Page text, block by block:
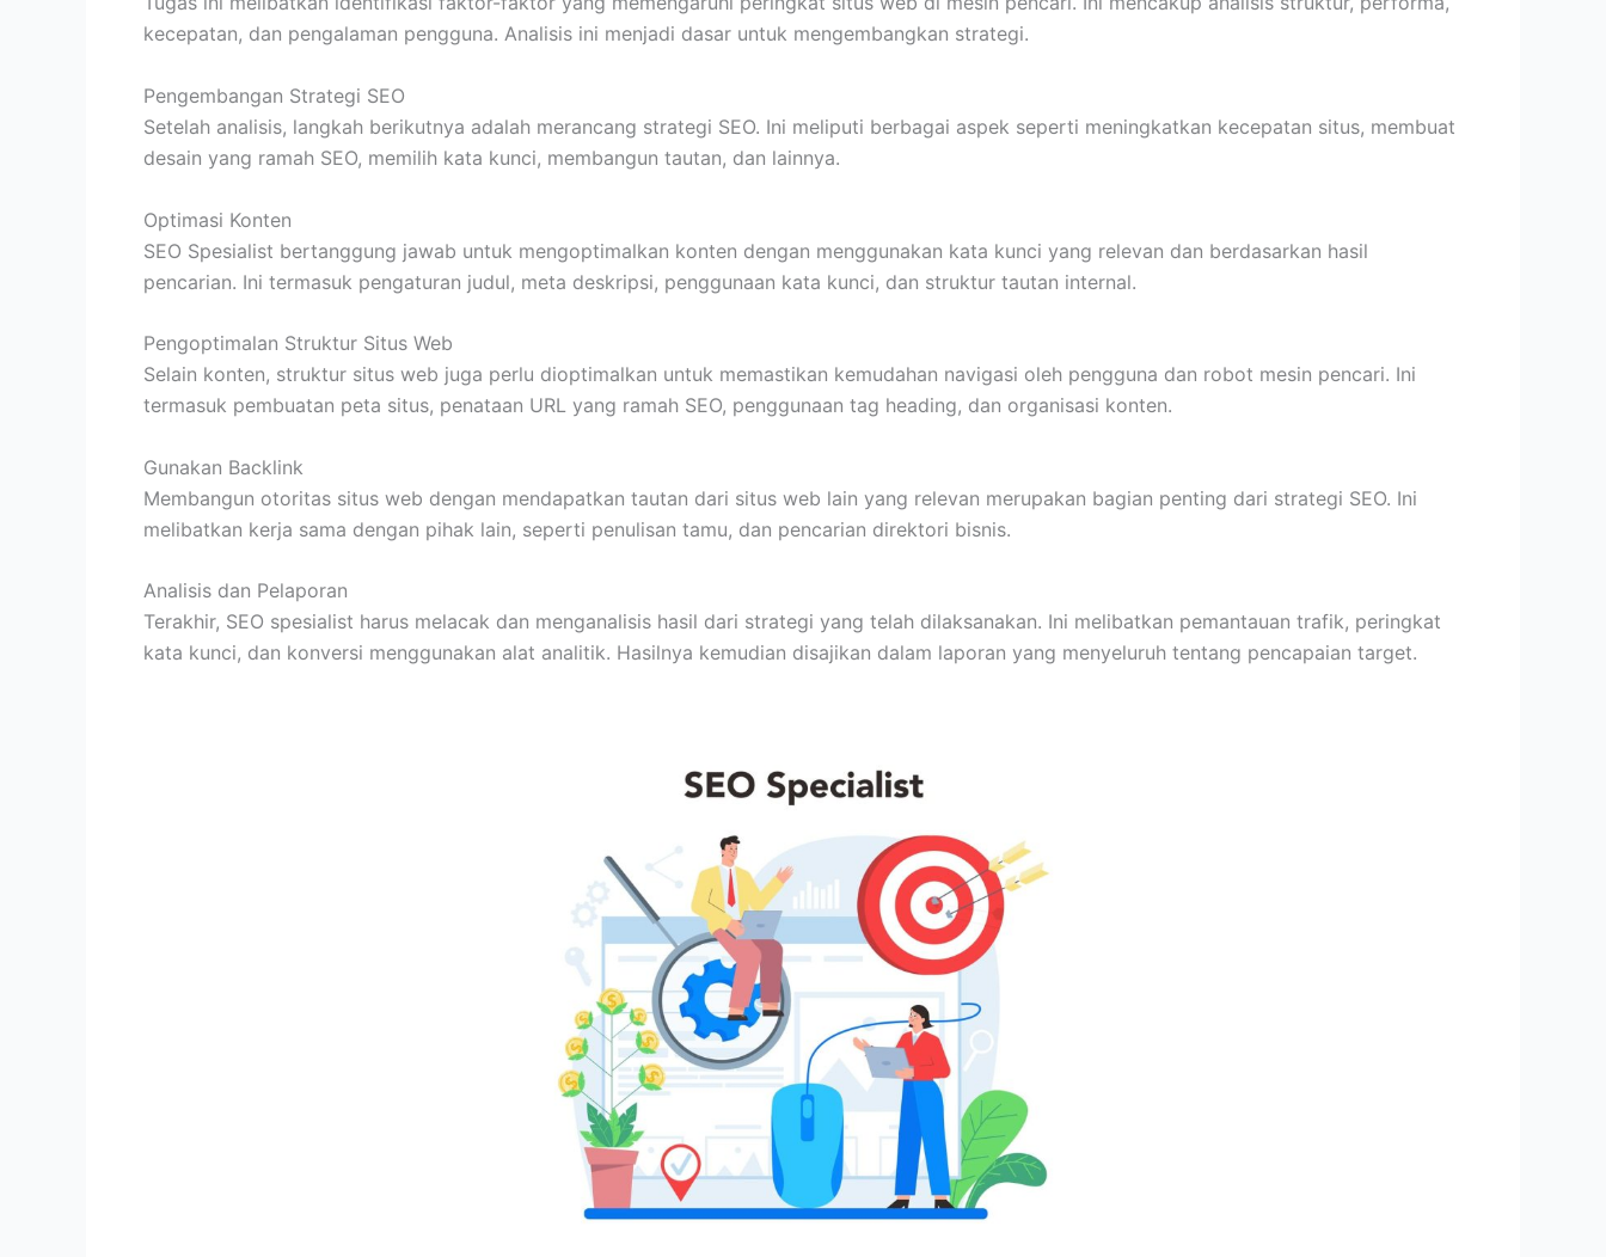
kecepatan, dan pengalaman pengguna. Analisis ini menjadi dasar untuk mengembangkan strategi.
Pengembangan Strategi SEO
Setelah analisis, langkah berikutnya adalah merancang strategi SEO. Ini meliputi berbagai aspek seperti meningkatkan kecepatan situs, membuat
desain yang ramah SEO, memilih kata kunci, membangun tautan, dan lainnya.
Optimasi Konten
SEO Spesialist bertanggung jawab untuk mengoptimalkan konten dengan menggunakan kata kunci yang relevan dan berdasarkan hasil
pencarian. Ini termasuk pengaturan judul, meta deskripsi, penggunaan kata kunci, dan struktur tautan internal.
Pengoptimalan Struktur Situs Web
Selain konten, struktur situs web juga perlu dioptimalkan untuk memastikan kemudahan navigasi oleh pengguna dan robot mesin pencari. Ini
termasuk pembuatan peta situs, penataan URL yang ramah SEO, penggunaan tag heading, dan organisasi konten.
Gunakan Backlink
Membangun otoritas situs web dengan mendapatkan tautan dari situs web lain yang relevan merupakan bagian penting dari strategi SEO. Ini
melibatkan kerja sama dengan pihak lain, seperti penulisan tamu, dan pencarian direktori bisnis.
Analisis dan Pelaporan
Terakhir, SEO spesialist harus melacak dan menganalisis hasil dari strategi yang telah dilaksanakan. Ini melibatkan pemantauan trafik, peringkat
kata kunci, dan konversi menggunakan alat analitik. Hasilnya kemudian disajikan dalam laporan yang menyeluruh tentang pencapaian target.